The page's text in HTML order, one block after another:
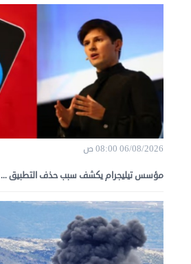
06/08/2026 08:00 ص
مؤسس تيليجرام يكشف سبب حذف التطبيق ...